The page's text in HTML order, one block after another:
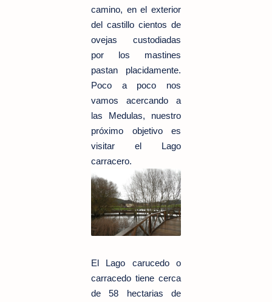
camino, en el exterior
del castillo cientos de
ovejas custodiadas
por los mastines
pastan placidamente.
Poco a poco nos
vamos acercando a
las Medulas, nuestro
próximo objetivo es
visitar el Lago
carracero.
El Lago carucedo o
carracedo tiene cerca
de 58 hectarias de